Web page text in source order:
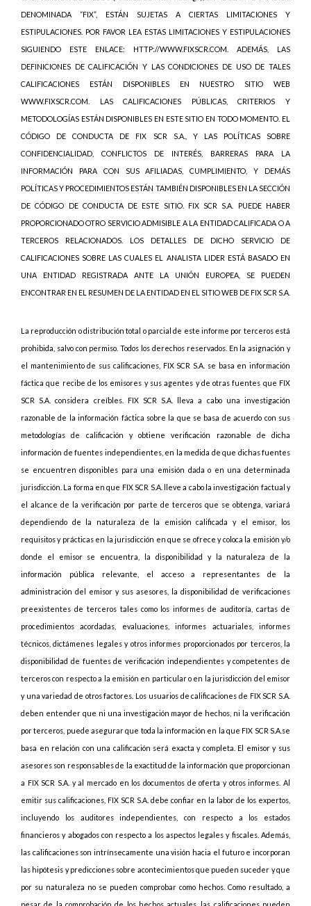
DENOMINADA “FIX”, ESTÁN SUJETAS A CIERTAS LIMITACIONES Y
ESTIPULACIONES. POR FAVOR LEA ESTAS LIMITACIONES Y ESTIPULACIONES
SIGUIENDO ESTE ENLACE: HTTP://WWW.FIXSCR.COM. ADEMÁS, LAS
DEFINICIONES DE CALIFICACIÓN Y LAS CONDICIONES DE USO DE TALES
CALIFICACIONES ESTÁN DISPONIBLES EN NUESTRO SITIO WEB
WWW.FIXSCR.COM. LAS CALIFICACIONES PÚBLICAS, CRITERIOS Y
METODOLOGÍAS ESTÁN DISPONIBLES EN ESTE SITIO EN TODO MOMENTO. EL
CÓDIGO DE CONDUCTA DE FIX SCR S.A., Y LAS POLÍTICAS SOBRE
CONFIDENCIALIDAD, CONFLICTOS DE INTERÉS, BARRERAS PARA LA
INFORMACIÓN PARA CON SUS AFILIADAS, CUMPLIMIENTO, Y DEMÁS
POLÍTICAS Y PROCEDIMIENTOS ESTÁN TAMBIÉN DISPONIBLES EN LA SECCIÓN
DE CÓDIGO DE CONDUCTA DE ESTE SITIO. FIX SCR S.A. PUEDE HABER
PROPORCIONADO OTRO SERVICIO ADMISIBLE A LA ENTIDAD CALIFICADA O A
TERCEROS RELACIONADOS. LOS DETALLES DE DICHO SERVICIO DE
CALIFICACIONES SOBRE LAS CUALES EL ANALISTA LIDER ESTÁ BASADO EN
UNA ENTIDAD REGISTRADA ANTE LA UNIÓN EUROPEA, SE PUEDEN
ENCONTRAR EN EL RESUMEN DE LA ENTIDAD EN EL SITIO WEB DE FIX SCR S.A.
La reproducción o distribución total o parcial de este informe por terceros está
prohibida, salvo con permiso. Todos los derechos reservados. En la asignación y
el mantenimiento de sus calificaciones, FIX SCR S.A. se basa en información
fáctica que recibe de los emisores y sus agentes y de otras fuentes que FIX
SCR S.A. considera creíbles. FIX SCR S.A. lleva a cabo una investigación
razonable de la información fáctica sobre la que se basa de acuerdo con sus
metodologías de calificación y obtiene verificación razonable de dicha
información de fuentes independientes, en la medida de que dichas fuentes
se encuentren disponibles para una emisión dada o en una determinada
jurisdicción. La forma en que FIX SCR S.A. lleve a cabo la investigación factual y
el alcance de la verificación por parte de terceros que se obtenga, variará
dependiendo de la naturaleza de la emisión calificada y el emisor, los
requisitos y prácticas en la jurisdicción en que se ofrece y coloca la emisión y/o
donde el emisor se encuentra, la disponibilidad y la naturaleza de la
información pública relevante, el acceso a representantes de la
administración del emisor y sus asesores, la disponibilidad de verificaciones
preexistentes de terceros tales como los informes de auditoría, cartas de
procedimientos acordadas, evaluaciones, informes actuariales, informes
técnicos, dictámenes legales y otros informes proporcionados por terceros, la
disponibilidad de fuentes de verificación independientes y competentes de
terceros con respecto a la emisión en particular o en la jurisdicción del emisor
y una variedad de otros factores. Los usuarios de calificaciones de FIX SCR S.A.
deben entender que ni una investigación mayor de hechos, ni la verificación
por terceros, puede asegurar que toda la información en la que FIX SCR S.A.se
basa en relación con una calificación será exacta y completa. El emisor y sus
asesores son responsables de la exactitud de la información que proporcionan
a FIX SCR S.A. y al mercado en los documentos de oferta y otros informes. Al
emitir sus calificaciones, FIX SCR S.A. debe confiar en la labor de los expertos,
incluyendo los auditores independientes, con respecto a los estados
financieros y abogados con respecto a los aspectos legales y fiscales. Además,
las calificaciones son intrínsecamente una visión hacia el futuro e incorporan
las hipótesis y predicciones sobre acontecimientos que pueden suceder y que
por su naturaleza no se pueden comprobar como hechos. Como resultado, a